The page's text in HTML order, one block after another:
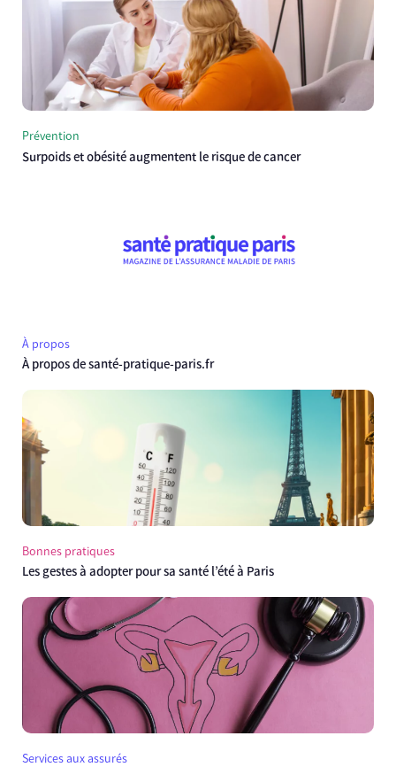
Prévention
Surpoids et obésité augmentent le risque de cancer
À propos
À propos de santé-pratique-paris.fr
Bonnes pratiques
Les gestes à adopter pour sa santé l’été à Paris
Services aux assurés